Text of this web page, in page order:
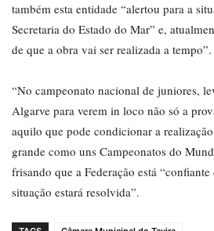
também esta entidade “alertou para a
Secretaria do Estado do Mar” e,
de que a obra vai ser realizada a tempo”.
“No campeonato nacional de juniores,
Algarve para verem in loco não só a
aquilo que pode condicionar a
grande como uns Campeonatos do
frisando que a Federação está
situação estará resolvida”.